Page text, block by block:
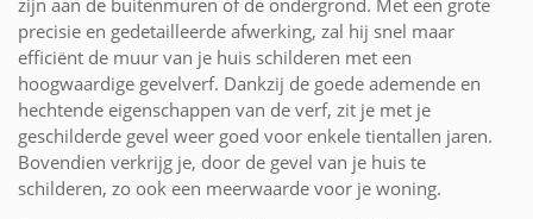
zijn aan de buitenmuren of de ondergrond. Met een grote
precisie en gedetailleerde afwerking, zal hij snel maar
efficiënt de muur van je huis schilderen met een
hoogwaardige gevelverf. Dankzij de goede ademende en
hechtende eigenschappen van de verf, zit je met je
geschilderde gevel weer goed voor enkele tientallen jaren.
Bovendien verkrijg je, door de gevel van je huis te
schilderen, zo ook een meerwaarde voor je woning.